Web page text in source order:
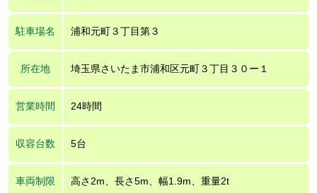
駐車場名 浦和元町３丁目第３
所在地 埼玉県さいたま市浦和区元町３丁目３０ー１
営業時間 24時間
収容台数 5台
車両制限 高さ2m、長さ5m、幅1.9m、重量2t